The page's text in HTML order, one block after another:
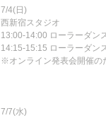
7/4(日)
西新宿スタジオ
13:00-14:00 ローラーダン
14:15-15:15 ローラーダン
※オンライン発表会開催の
7/7(水)